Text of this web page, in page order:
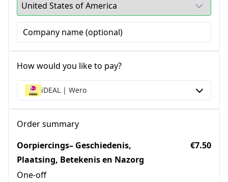
Company name (optional)
How would you like to pay?
iDEAL | Wero
Order summary
Oorpiercings– Geschiedenis,
Plaatsing, Betekenis en Nazorg
One-off
€7.50